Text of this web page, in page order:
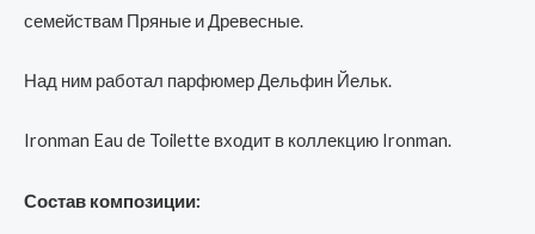
семействам Пряные и Древесные.
Над ним работал парфюмер Дельфин Йельк.
Ironman Eau de Toilette входит в коллекцию Ironman.
Состав композиции: